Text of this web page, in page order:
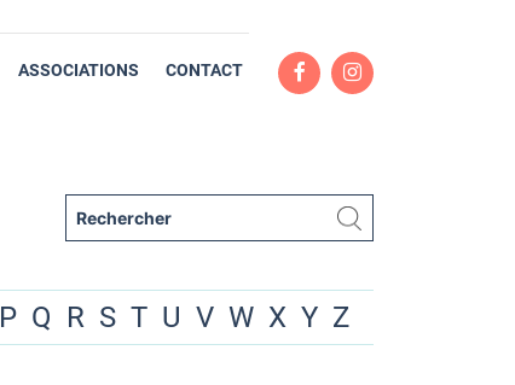
ASSOCIATIONS CONTACT
P Q R S T U V W X Y Z